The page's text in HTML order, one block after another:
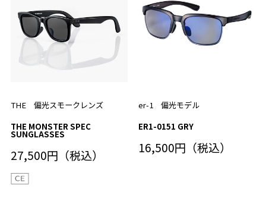
THE 偏光スモークレンズ
THE MONSTER SPEC
SUNGLASSES
27,500円（税込）
er-1 偏光モデル
ER1-0151 GRY
16,500円（税込）